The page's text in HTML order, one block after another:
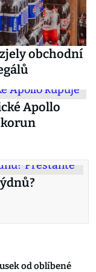
obchodní
Apollo
korun
od oblíbené